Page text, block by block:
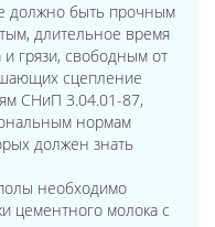
должно быть прочным
длительное время
грязи, свободным от
сцепление
СНиП 3.04.01-87,
нормам
должен знать
необходимо
цементного молока с